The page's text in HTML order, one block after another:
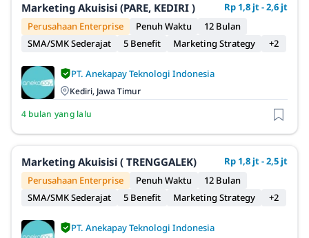
Marketing Akuisisi (PARE, KEDIRI )
Rp 1,8 jt - 2,6 jt
Perusahaan Enterprise
Penuh Waktu
12 Bulan
SMA/SMK Sederajat
5 Benefit Marketing Strategy +2
PT. Anekapay Teknologi Indonesia
Kediri, Jawa Timur
4 bulan yang lalu
Marketing Akuisisi ( TRENGGALEK)
Rp 1,8 jt - 2,5 jt
Perusahaan Enterprise
Penuh Waktu
12 Bulan
SMA/SMK Sederajat
5 Benefit Marketing Strategy +2
PT. Anekapay Teknologi Indonesia